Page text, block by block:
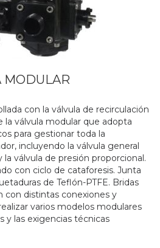
MODULAR
con la válvula de recirculación
la válvula modular que adopta
para gestionar toda la
incluyendo la válvula general
válvula de presión proporcional.
con ciclo de cataforesis. Junta
de Teflón-PTFE. Bridas
con distintas conexiones y
varios modelos modulares
y las exigencias técnicas